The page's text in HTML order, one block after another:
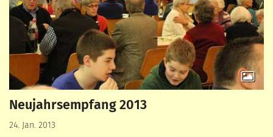
Neujahrsempfang 2013
24. Jan. 2013